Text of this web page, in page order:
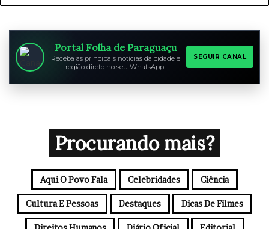
a
s
n
Portal Folha de Paraguaçu
Receba as principais notícias da cidade e
região direto no seu WhatsApp.
SEGUIR CANAL
Procurando mais?
Aqui O Povo Fala Celebridades Ciência
Cultura E Pessoas Destaques Dicas De Filmes